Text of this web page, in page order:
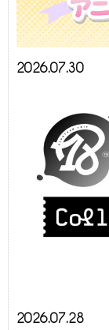
2026.07.30
2026.07.28